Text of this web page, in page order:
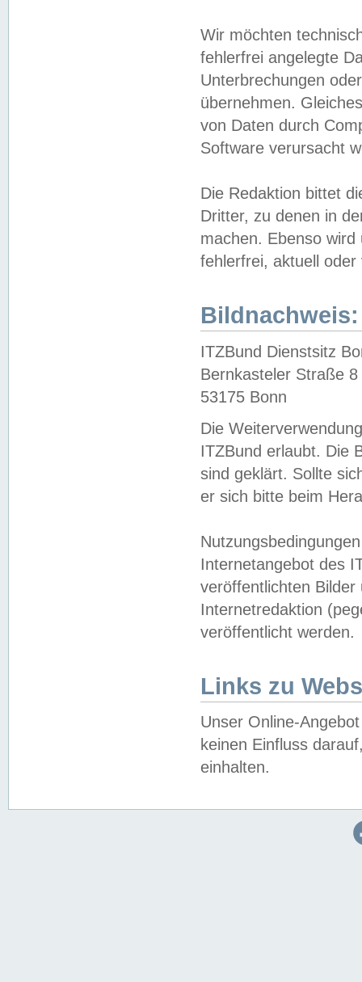
Wir möchten
fehlerfrei angelegte
Unterbrechungen
übernehmen.
von Daten durch
Software verursacht
Die Redaktion bittet
Dritter, zu denen in
machen. Ebenso
fehlerfrei, aktuell oder
Bildnachweis:
ITZBund Dienstsitz
Bernkasteler Straße 8
53175 Bonn
Die
ITZBund erlaubt. Die
sind geklärt. Sollte
er sich bitte beim
Internetangebot des
veröffentlichten
Internetredaktion
veröffentlicht werden.
Links zu
Unser Online-
keinen Einfluss
einhalten.